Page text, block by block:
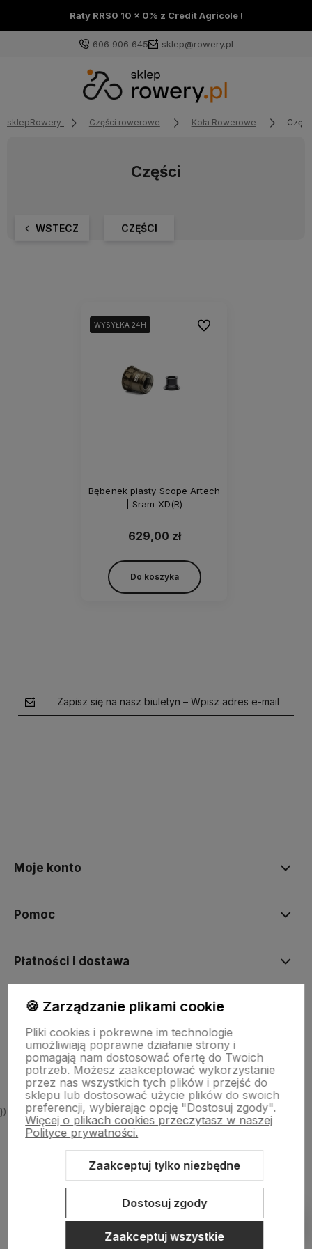
Raty RRS0 10 x 0% z Credit Agricole !
606 906 645 sklep@rowery.pl
sklepRowery Części rowerowe Koła Rowerowe
Części
WSTECZ CZĘŚCI
WYSYŁKA 24H
WYSYŁKA 24H
Bębenek piasty Scope Artech
| Sram XD(R)
629,00 zł
Do koszyka
Do ulubionych
Zapisz się na nasz biuletyn – Wpisz adres e-mail
Moje konto
Pomoc
Płatności i dostawa
Informacje
O nas
})
Sklep internetowy Shoper.pl Szablon Shoper Modern 3.0™
🍪 Zarządzanie plikami cookie
Pliki cookies i pokrewne im technologie
umożliwiają poprawne działanie strony i
pomagają nam dostosować ofertę do Twoich
potrzeb. Możesz zaakceptować wykorzystanie
przez nas wszystkich tych plików i przejść do
sklepu lub dostosować użycie plików do swoich
preferencji, wybierając opcję "Dostosuj zgody".
Więcej o plikach cookies przeczytasz w naszej
Polityce prywatności.
Zaakceptuj tylko niezbędne
Dostosuj zgody
Zaakceptuj wszystkie